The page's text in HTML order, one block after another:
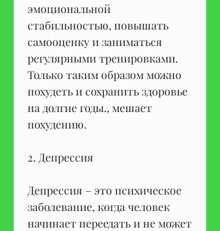
эмоциональной
стабильностью, повышать
самооценку и заниматься
регулярными тренировками.
Только таким образом можно
похудеть и сохранить здоровье
на долгие годы., мешает
похудению.
2. Депрессия
Депрессия – это психическое
заболевание, когда человек
начинает переедать и не может